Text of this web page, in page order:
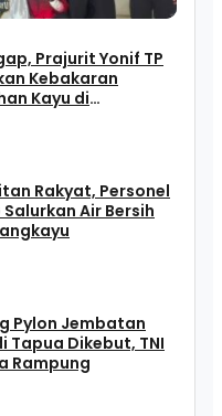
Prajurit Yonif TP
Kebakaran
Kayu di
Rakyat, Personel
Air Bersih
Pylon Jembatan
Tapua Dikebut, TNI
Rampung